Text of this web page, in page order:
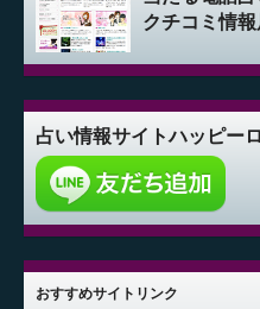
クチコミ情報
占い情報サイトハッピー
おすすめサイトリンク